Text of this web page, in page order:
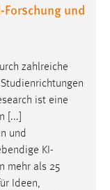
und
zahlreiche
ist eine
[...]
und
KI-
mehr als 25
Ideen,